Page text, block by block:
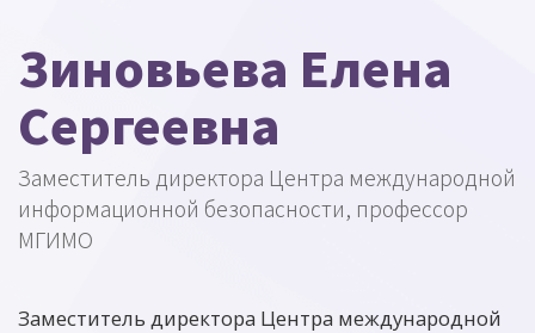
Зиновьева Елена
Сергеевна
Заместитель директора Центра международной
информационной безопасности, профессор
МГИМО
Заместитель директора Центра международной